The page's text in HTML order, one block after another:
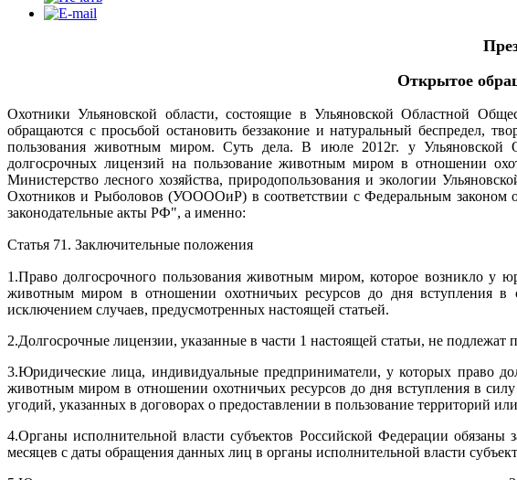
Открытое
Охотники Ульяновской области, состоящие в Ульяновской Областной
обращаются с просьбой остановить беззаконие и натуральный беспредел,
пользования животным миром.Суть дела. В июле 2012г. у Ульяновской
долгосрочных лицензий на пользование животным миром в отношении
Министерство лесного хозяйства, природопользования и экологии
Охотников и Рыболовов (УООООиР) в соответствии с Федеральным
законодательные акты РФ", а именно:
Статья 71. Заключительные положения
1.Право долгосрочного пользования животным миром, которое возникло у
животным миром в отношении охотничьих ресурсов до дня вступления в
исключением случаев, предусмотренных настоящей статьей.
2.Долгосрочные лицензии, указанные в части 1 настоящей статьи, не подлежат
3.Юридические лица, индивидуальные предприниматели, у которых право
животным миром в отношении охотничьих ресурсов до дня вступления в силу
угодий, указанных в договорах о предоставлении в пользование территорий
4.Органы исполнительной власти субъектов Российской Федерации
месяцев с даты обращения данных лиц в органы исполнительной власти